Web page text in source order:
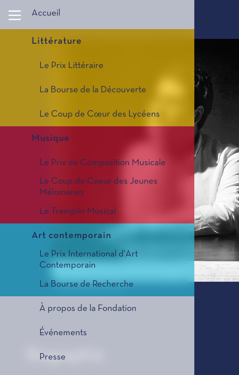
Accueil
Littérature
Le Prix Littéraire
La Bourse de la Découverte
Le Coup de Cœur des Lycéens
Musique
Le Prix de Composition Musicale
Le Coup de Coeur des Jeunes
Mélomanes
Le Tremplin Musical
Art contemporain
Le Prix International d'Art
Contemporain
La Bourse de Recherche
À propos de la Fondation
Événements
Presse
© Xurxo Gómez Chao
Biographie